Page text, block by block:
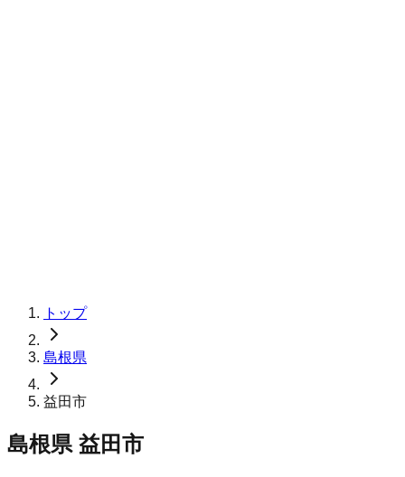
トップ
島根県
益田市
島根県 益田市